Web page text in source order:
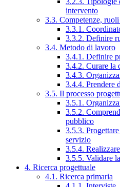
intervento
3.3. Competenze,
3.3.1.
3.3.2. Definire
3.4. Metodo di lavoro
3.4.1. Definire
3.4.2. Curare la
3.4.3.
3.4.4. Prendere
3.5. Il processo
3.5.1.
3.5.2.
pubblico
3.5.3.
servizio
3.5.4.
3.5.5. Validare
4. Ricerca progettuale
4.1. Ricerca primaria